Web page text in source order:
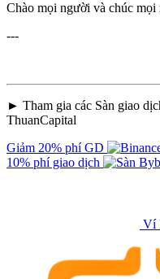
Chào mọi người và chúc
---
► Tham gia các Sàn giao
ThuanCapital
Giảm 20% phí GD
10% phí giao dịch
Ví